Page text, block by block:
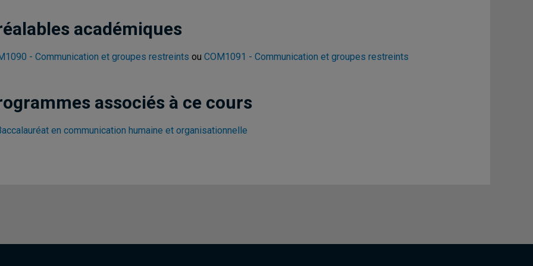
académiques
- Communication et groupes restreints ou COM1091 - Communication et groupes restreints
associés à ce cours
en communication humaine et organisationnelle